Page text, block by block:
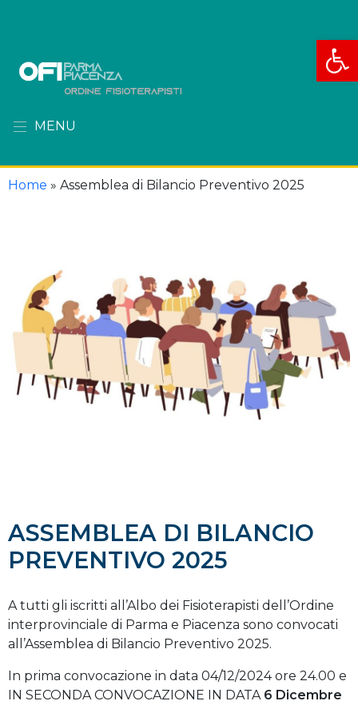
Apri
MENU
Home » Assemblea di Bilancio Preventivo 2025
ASSEMBLEA DI BILANCIO
PREVENTIVO 2025
A tutti gli iscritti all’Albo dei Fisioterapisti dell’Ordine
interprovinciale di Parma e Piacenza sono convocati
all’Assemblea di Bilancio Preventivo 2025.
In prima convocazione in data 04/12/2024 ore 24.00 e
IN SECONDA CONVOCAZIONE IN DATA 6 Dicembre